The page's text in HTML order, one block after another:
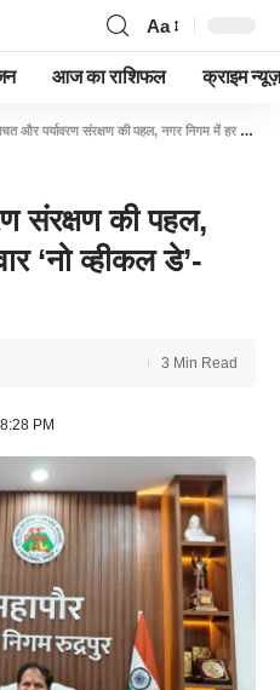
Aa
आज का राशिफल क्राइम न्यूज़
पर्यावरण संरक्षण की पहल, नगर निगम में हर शनिवार ‘नो व्हीकल डे’-Newsnetra
संरक्षण की पहल,
‘नो व्हीकल डे’-
PM
3 Min Read